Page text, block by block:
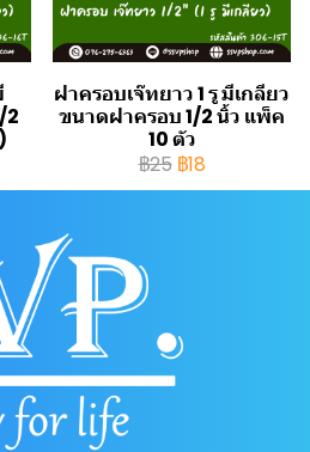
2
ฝาครอบเจ๊ทยาว 1 รู มีเกลียว
ขนาดฝาครอบ 1/2 นิ้ว แพ็ค
10 ตัว
฿25 ฿18